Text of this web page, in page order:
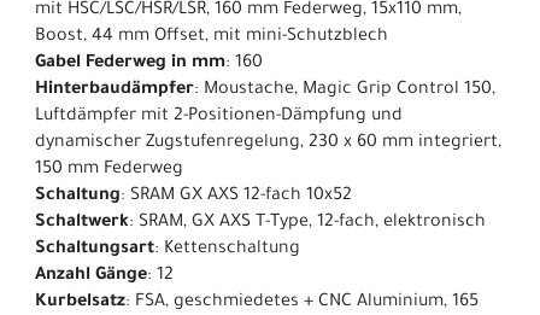
mit HSC/LSC/HSR/LSR, 160 mm Federweg, 15x110 mm,
Boost, 44 mm Offset, mit mini-Schutzblech
Gabel Federweg in mm: 160
Hinterbaudämpfer: Moustache, Magic Grip Control 150,
Luftdämpfer mit 2-Positionen-Dämpfung und
dynamischer Zugstufenregelung, 230 x 60 mm integriert,
150 mm Federweg
Schaltung: SRAM GX AXS 12-fach 10x52
Schaltwerk: SRAM, GX AXS T-Type, 12-fach, elektronisch
Schaltungsart: Kettenschaltung
Anzahl Gänge: 12
Kurbelsatz: FSA, geschmiedetes + CNC Aluminium, 165